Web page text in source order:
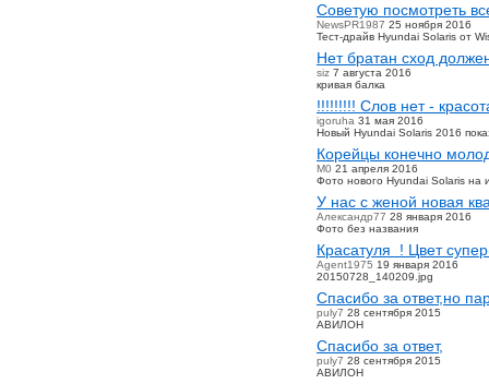
Советую посмотреть
NewsPR1987 25 ноября 2016
Тест-драйв Hyundai Solaris от
Нет братан сход
siz 7 августа 2016
кривая балка
!!!!!!!!! Слов нет -
igoruha 31 мая 2016
Новый Hyundai Solaris 2016
Корейцы конечно
M0 21 апреля 2016
Фото нового Hyundai Solaris на
У нас с женой новая
Александр77 28 января 2016
Фото без названия
Красатуля ! Цвет
Agent1975 19 января 2016
20150728_140209.jpg
Спасибо за ответ,но
puly7 28 сентября 2015
АВИЛОН
Спасибо за ответ,
puly7 28 сентября 2015
АВИЛОН